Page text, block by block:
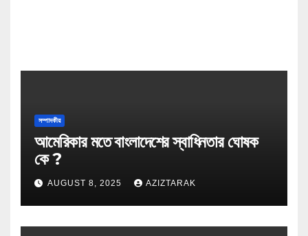
সম্পাদকীয়
আমেরিকার মতে বাংলাদেশের স্বাধিনতার ঘোষক
কে ?
AUGUST 8, 2025 AZIZTARAK